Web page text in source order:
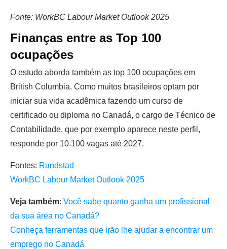
Fonte: WorkBC Labour Market Outlook 2025
Finanças entre as Top 100
ocupações
O estudo aborda também as top 100 ocupações em
British Columbia. Como muitos brasileiros optam por
iniciar sua vida acadêmica fazendo um curso de
certificado ou diploma no Canadá, o cargo de Técnico de
Contabilidade, que por exemplo aparece neste perfil,
responde por 10.100 vagas até 2027.
Fontes: Randstad
WorkBC Labour Market Outlook 2025
Veja também: Você sabe quanto ganha um profissional
da sua área no Canadá?
Conheça ferramentas que irão lhe ajudar a encontrar um
emprego no Canadá